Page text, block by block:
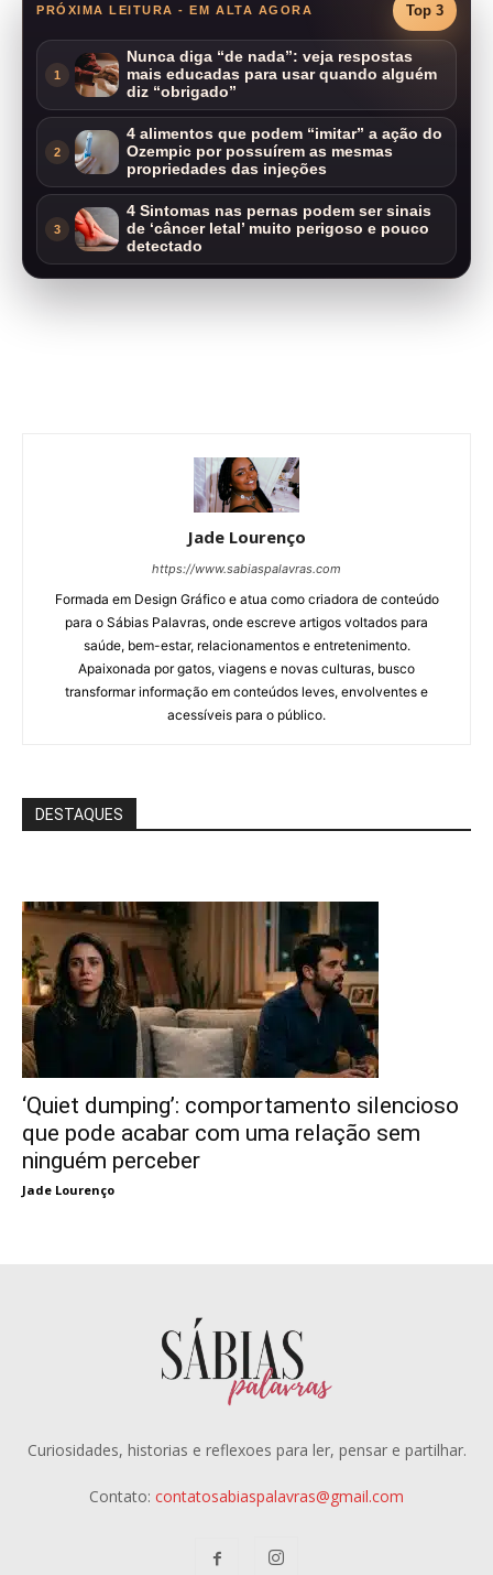
PRÓXIMA LEITURA - EM ALTA AGORA Top 3
1
Nunca diga “de nada”: veja respostas
mais educadas para usar quando alguém
diz “obrigado”
2
4 alimentos que podem “imitar” a ação do
Ozempic por possuírem as mesmas
propriedades das injeções
3
4 Sintomas nas pernas podem ser sinais
de ‘câncer letal’ muito perigoso e pouco
detectado
Jade Lourenço
https://www.sabiaspalavras.com
Formada em Design Gráfico e atua como criadora de conteúdo
para o Sábias Palavras, onde escreve artigos voltados para
saúde, bem-estar, relacionamentos e entretenimento.
Apaixonada por gatos, viagens e novas culturas, busco
transformar informação em conteúdos leves, envolventes e
acessíveis para o público.
DESTAQUES
‘Quiet dumping’: comportamento silencioso
que pode acabar com uma relação sem
ninguém perceber
Jade Lourenço
Curiosidades, historias e reflexoes para ler, pensar e partilhar.
Contato: contatosabiaspalavras@gmail.com